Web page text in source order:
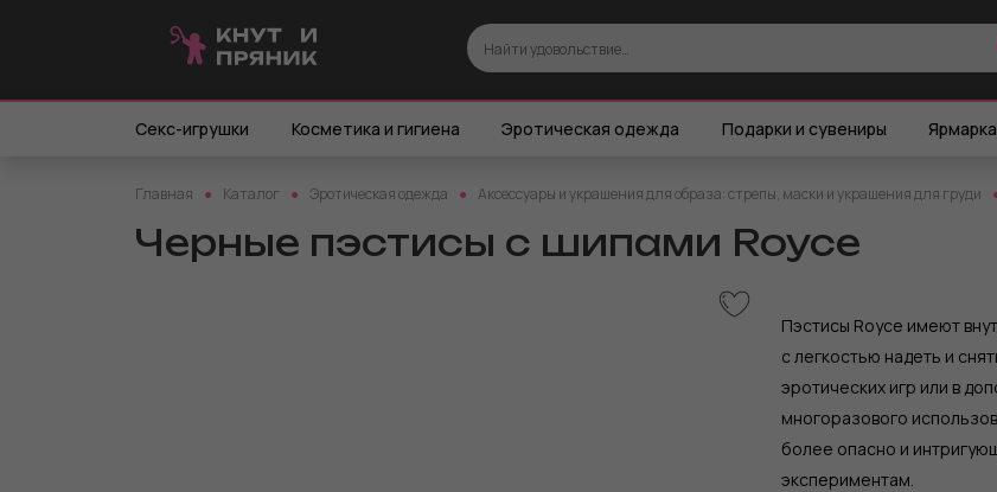
Секс-игрушки Косметика и гигиена Эротическая одежда Подарки и сувениры
Главная Каталог Эротическая одежда Аксессуары и украшения для образа: стрепы, маски и украшения для груди
Черные пэстисы с шипами Royce
Пэстисы Royce имеют
c легкостью надеть и
эротических игр или в
многоразового
более опасно и
экспериментам.